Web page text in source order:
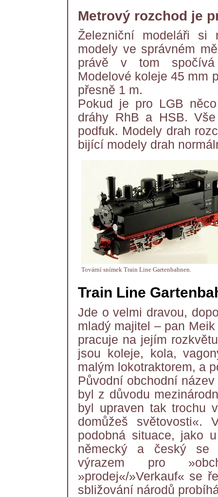
Metrový rozchod je
Železniční modeláři
modely ve správném
právě v tom spočívá
Modelové koleje 45 mm
přesně 1 m.
Pokud je pro LGB
dráhy RhB a HSB.
podfuk. Modely drah
bijící modely drah
Tovární snímek Train Line Gartenbahnen.
Train Line
Jde o velmi dravou,
mladý majitel – pan
pracuje na jejím
jsou koleje, kola,
malým lokotraktorem, a
Původní obchodní
byl z důvodu
byl upraven tak trochu
domůžeš
podobná situace, jako
německý a český se
výrazem pro
»prodej«/»Verkauf« se
sbližování národů